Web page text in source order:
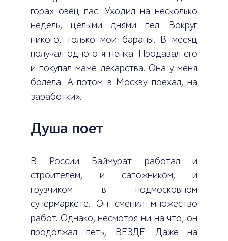
горах овец пас. Уходил на несколько
недель, целыми днями пел. Вокруг
никого, только мои бараны. В месяц
получал одного ягненка. Продавал его
и покупал маме лекарства. Она у меня
болела. А потом в Москву поехал, на
заработки».
Душа поет
В России Баймурат работал и
строителем, и сапожником, и
грузчиком в подмосковном
супермаркете. Он сменил множество
работ. Однако, несмотря ни на что, он
продолжал петь, ВЕЗДЕ. Даже на